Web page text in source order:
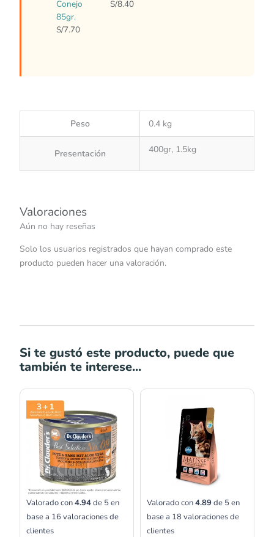
Conejo
85gr.
S/7.70
S/8.40
Peso 0.4 kg
Presentación 400gr, 1.5kg
Valoraciones
Aún no hay reseñas
Solo los usuarios registrados que hayan comprado este
producto pueden hacer una valoración.
Si te gustó este producto, puede que
también te interese...
Valorado con4.94de 5 en
base a 16 valoraciones de
clientes
de
precios:
desde
S/13.00
hasta
S/23.00
Valorado con4.89 de 5 en
base a 18valoraciones de
clientes
S/179.00